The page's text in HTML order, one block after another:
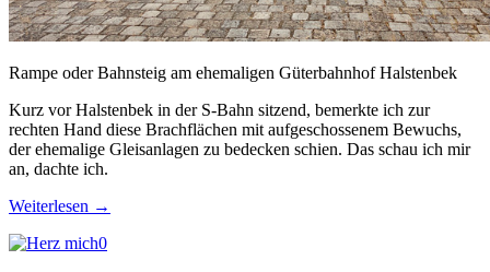
Rampe oder Bahnsteig am ehemaligen Güterbahnhof Halstenbek
Kurz vor Halstenbek in der S-Bahn sitzend, bemerkte ich zur
rechten Hand diese Brachflächen mit aufgeschossenem Bewuchs,
der ehemalige Gleisanlagen zu bedecken schien. Das schau ich mir
an, dachte ich.
Weiterlesen →
0